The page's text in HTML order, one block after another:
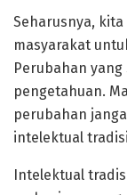
Seharusnya,
masyarakat
Perubahan
pengetahuan.
perubahan
intelektual
Intelektual